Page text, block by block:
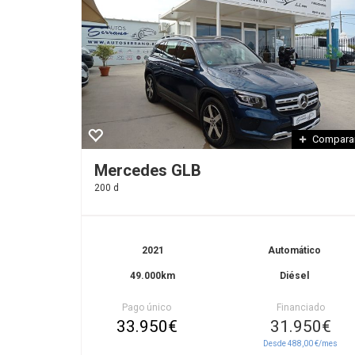
Mercedes GLB
200 d
2021
49.000km
Automático
Diésel
Pago único
33.950€
Financiado
31.950€
Desde 488,00 €/mes